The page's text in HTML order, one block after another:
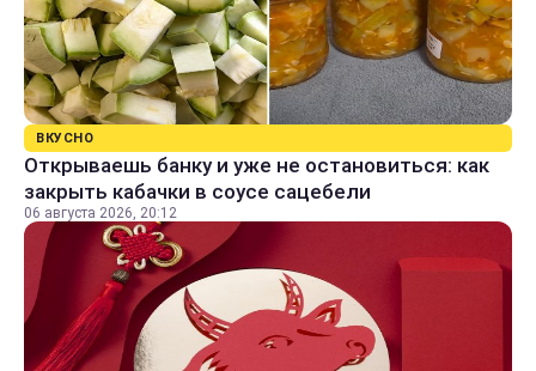
ВКУСНО
Открываешь банку и уже не остановиться: как
закрыть кабачки в соусе сацебели
06 августа 2026, 20:12